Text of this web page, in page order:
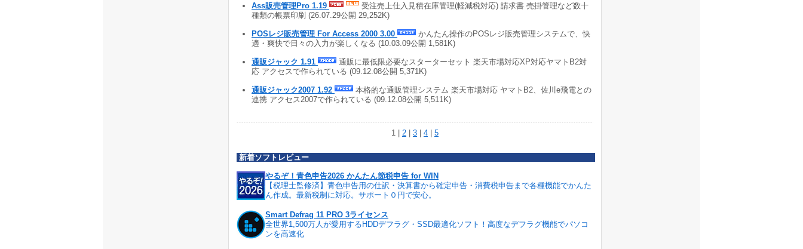
Ass販売管理Pro 1.19
受注売上仕入見積在庫管理(軽減税対応) 請求書 売掛管理など数十
種類の帳票印刷 (26.07.29公開 29,252K)
POSレジ販売管理 For Access 2000 3.00
かんたん操作のPOSレジ販売管理システムで、快
適・爽快で日々の入力が楽しくなる (10.03.09公開 1,581K)
通販ジャック 1.91
通販に最低限必要なスターターセット 楽天市場対応XP対応ヤマトB2対
応 アクセスで作られている (09.12.08公開 5,371K)
通販ジャック2007 1.92
本格的な通販管理システム 楽天市場対応 ヤマトB2、佐川e飛電との
連携 アクセス2007で作られている (09.12.08公開 5,511K)
1 | 2 | 3 | 4 | 5
新着ソフトレビュー
やるぞ！青色申告2026 かんたん節税申告 for WIN
【税理士監修済】青色申告用の仕訳・決算書から確定申告・消費税申告まで各種機能でかんた
ん作成。最新税制に対応。サポート０円で安心。
Smart Defrag 11 PRO 3ライセンス
全世界1,500万人が愛用するHDDデフラグ・SSD最適化ソフト！高度なデフラグ機能でパソコ
ンを高速化